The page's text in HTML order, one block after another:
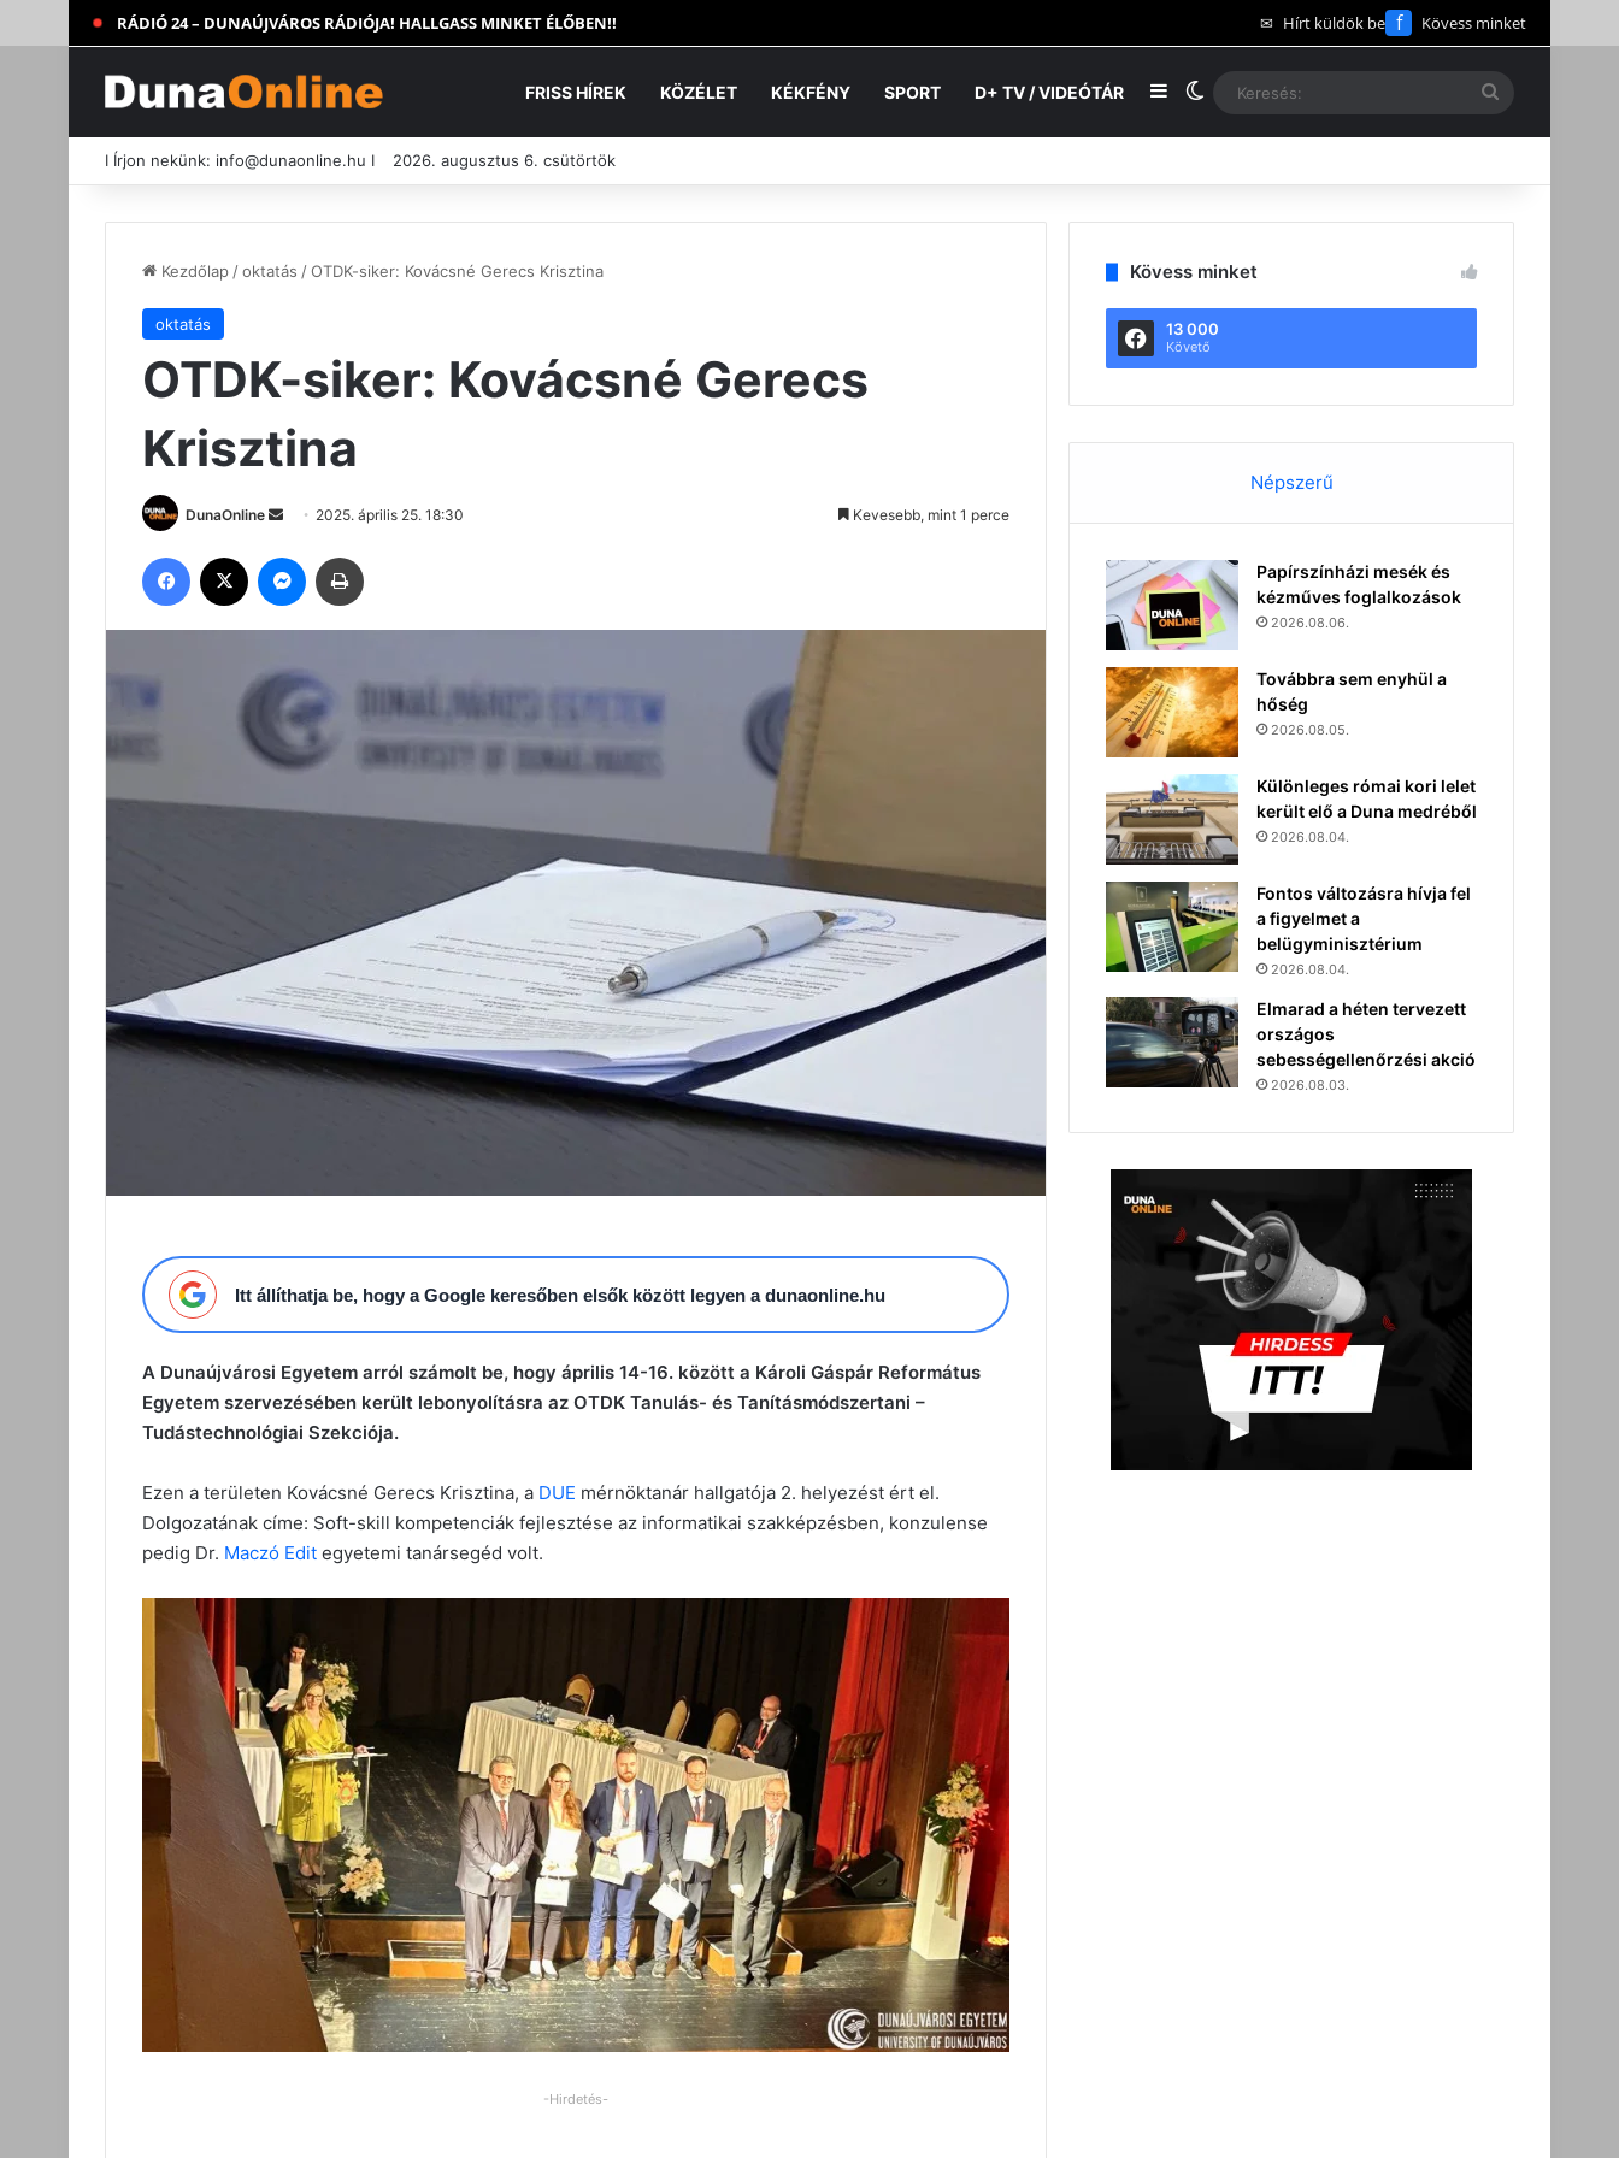
RÁDIÓ 24 – DUNAÚJVÁROS RÁDIÓJA! HALLGASS MINKET ÉLŐBEN!! ✉ Hírt küldök be f Kövess minket
FRISS HÍREK KÖZÉLET KÉKFÉNY SPORT D+ TV / VIDEÓTÁR OldalsávSwitch skin
I Írjon nekünk: info@dunaonline.hu I 2026. augusztus 6. csütörtök
Kezdőlap /oktatás /OTDK-siker: Kovácsné Gerecs Krisztina
oktatás
OTDK-siker: Kovácsné Gerecs
Krisztina
DunaOnline
Send
email
2025. április 25. 18:30 Kevesebb, mint 1 perce
Facebook Messenger
Itt állíthatja be, hogy a Google keresőben elsők között legyen a dunaonline.hu
A Dunaújvárosi Egyetem arról számolt be, hogy április 14-16. között a Károli Gáspár Református
Egyetem szervezésében került lebonyolításra az OTDK Tanulás- és Tanításmódszertani –
Tudástechnológiai Szekciója.
Ezen a területen Kovácsné Gerecs Krisztina, a DUE mérnöktanár hallgatója 2. helyezést ért el.
Dolgozatának címe: Soft-skill kompetenciák fejlesztése az informatikai szakképzésben, konzulense
pedig Dr. Maczó Edit egyetemi tanársegéd volt.
-Hirdetés-
Kövess minket
13 000
Követő
Népszerű
Papírszínházi mesék és
kézműves foglalkozások
2026.08.06.
Továbbra sem enyhül a
hőség
2026.08.05.
Különleges római kori lelet
került elő a Duna medréből
2026.08.04.
Fontos változásra hívja fel
a figyelmet a
belügyminisztérium
2026.08.04.
Elmarad a héten tervezett
országos
sebességellenőrzési akció
2026.08.03.